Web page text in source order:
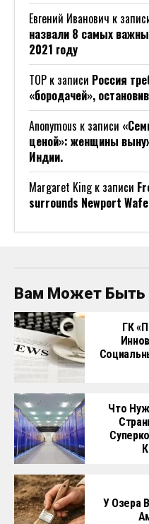
Евгений Иванович к
назвали 8 самых
2021 году
ТОР к записи Россия
«бородачей»,
Anonymous к записи
ценой»: женщины
Индии.
Margaret Kingк записи
surrounds Newport
Вам Может Быть
ГК
Что
У Озера